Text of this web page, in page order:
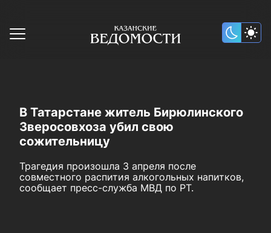
В Татарстане житель Бирюлинского
Зверосовхоза убил свою
сожительницу
Трагедия произошла 3 апреля после
совместного распития алкогольных напитков,
сообщает пресс-служба МВД по РТ.